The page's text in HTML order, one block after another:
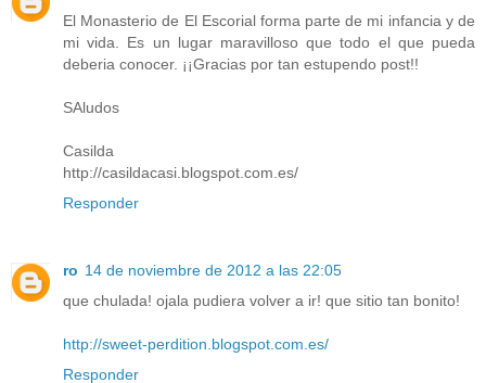
El Monasterio de El Escorial forma parte de mi infancia y de
mi vida. Es un lugar maravilloso que todo el que pueda
deberia conocer. ¡¡Gracias por tan estupendo post!!
SAludos
Casilda
http://casildacasi.blogspot.com.es/
Responder
ro 14 de noviembre de 2012 a las 22:05
que chulada! ojala pudiera volver a ir! que sitio tan bonito!
http://sweet-perdition.blogspot.com.es/
Responder